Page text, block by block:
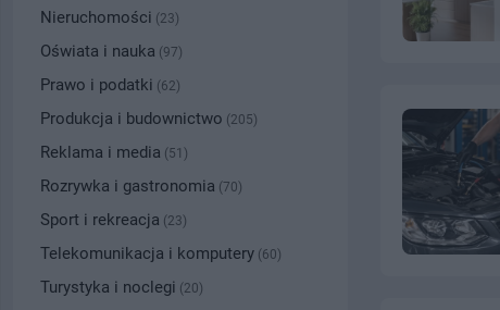
Nieruchomości (23)
Oświata i nauka (97)
Prawo i podatki (62)
Produkcja i budownictwo (205)
Reklama i media (51)
Rozrywka i gastronomia (70)
Sport i rekreacja (23)
Telekomunikacja i komputery (60)
Turystyka i noclegi (20)